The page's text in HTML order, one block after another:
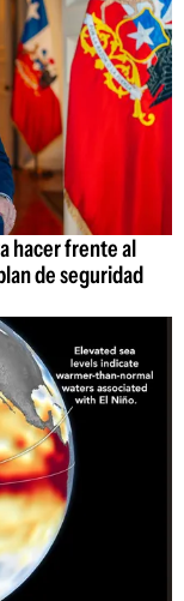
hacer frente al
de seguridad